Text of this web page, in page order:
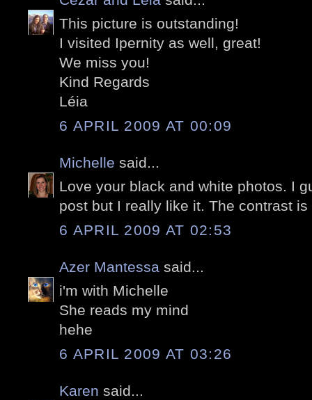
This picture is outstanding!
I visited Ipernity as well, great!
We miss you!
Kind Regards
Léia
6 APRIL 2009 AT 00:09
Michelle said...
Love your black and white photos. I
post but I really like it. The contrast
6 APRIL 2009 AT 02:53
Azer Mantessa said...
i'm with Michelle
She reads my mind
hehe
6 APRIL 2009 AT 03:26
Karen said...